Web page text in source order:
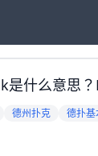
是什么意思？
德州扑克 德扑基